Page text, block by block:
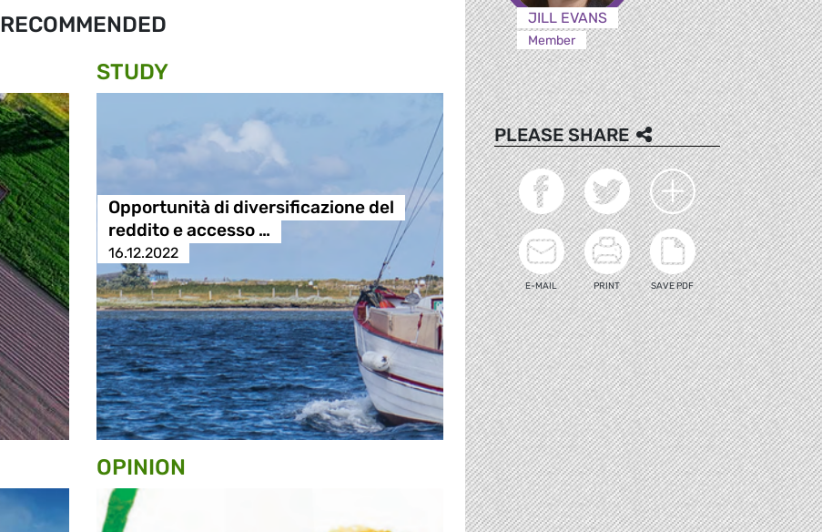
RECOMMENDED
STUDY
Opportunità di diversificazione del
reddito e accesso …
16.12.2022
OPINION
JILL EVANS
Member
PLEASE SHARE
E-MAIL PRINT SAVE PDF